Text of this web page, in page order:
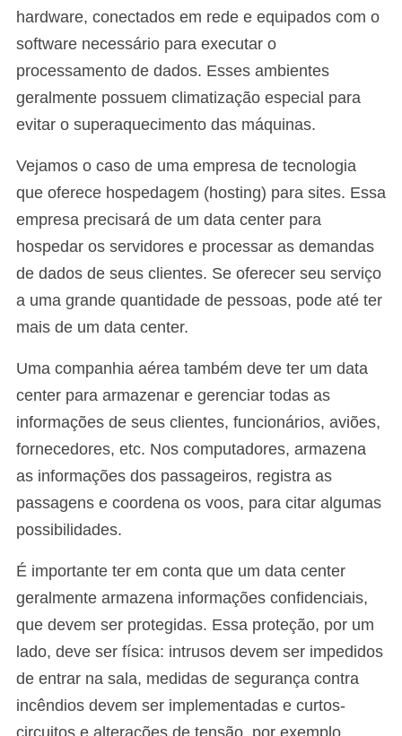
hardware, conectados em rede e equipados com o
software necessário para executar o
processamento de dados. Esses ambientes
geralmente possuem climatização especial para
evitar o superaquecimento das máquinas.
Vejamos o caso de uma empresa de tecnologia
que oferece hospedagem (hosting) para sites. Essa
empresa precisará de um data center para
hospedar os servidores e processar as demandas
de dados de seus clientes. Se oferecer seu serviço
a uma grande quantidade de pessoas, pode até ter
mais de um data center.
Uma companhia aérea também deve ter um data
center para armazenar e gerenciar todas as
informações de seus clientes, funcionários, aviões,
fornecedores, etc. Nos computadores, armazena
as informações dos passageiros, registra as
passagens e coordena os voos, para citar algumas
possibilidades.
É importante ter em conta que um data center
geralmente armazena informações confidenciais,
que devem ser protegidas. Essa proteção, por um
lado, deve ser física: intrusos devem ser impedidos
de entrar na sala, medidas de segurança contra
incêndios devem ser implementadas e curtos-
circuitos e alterações de tensão, por exemplo,